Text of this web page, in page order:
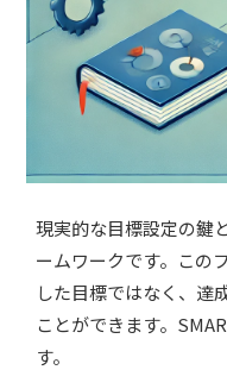
現実的な目標設定の鍵
ームワークです。この
した目標ではなく、達
ことができます。
す。